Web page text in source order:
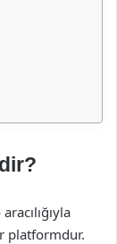
platformdur.